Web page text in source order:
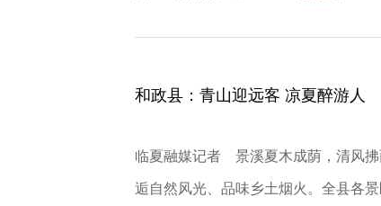
和政县：青山迎远客 凉夏醉游人
临夏融媒记者 景溪夏木成荫，清风拂
逅自然风光、品味乡土烟火。全县各景